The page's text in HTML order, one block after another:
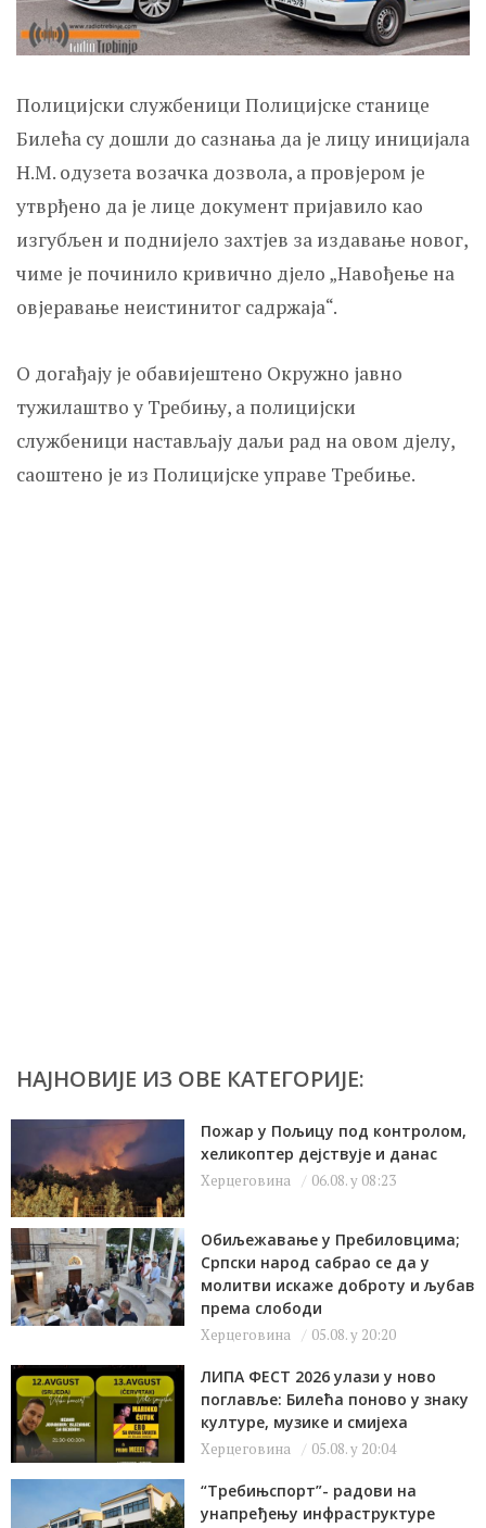
Полицијски службеници Полицијске станице
Билећа су дошли до сазнања да је лицу иницијала
Н.М. одузета возачка дозвола, а провјером је
утврђено да је лице документ пријавило као
изгубљен и поднијело захтјев за издавање новог,
чиме је починило кривично дјело „Навођење на
овјеравање неистинитог садржаја“.
О догађају је обавијештено Окружно јавно
тужилаштво у Требињу, а полицијски
службеници настављају даљи рад на овом дјелу,
саоштено је из Полицијске управе Требиње.
НАЈНОВИЈЕ ИЗ ОВЕ КАТЕГОРИЈЕ:
Пожар у Пољицу под контролом,
хеликоптер дејствује и данас
Херцеговина 06.08. у 08:23
Обиљежавање у Пребиловцима;
Српски народ сабрао се да у
молитви искаже доброту и љубав
према слободи
Херцеговина 05.08. у 20:20
ЛИПА ФЕСТ 2026 улази у ново
поглавље: Билећа поново у знаку
културе, музике и смијеха
Херцеговина 05.08. у 20:04
“Требињспорт”- радови на
унапређењу инфраструктуре